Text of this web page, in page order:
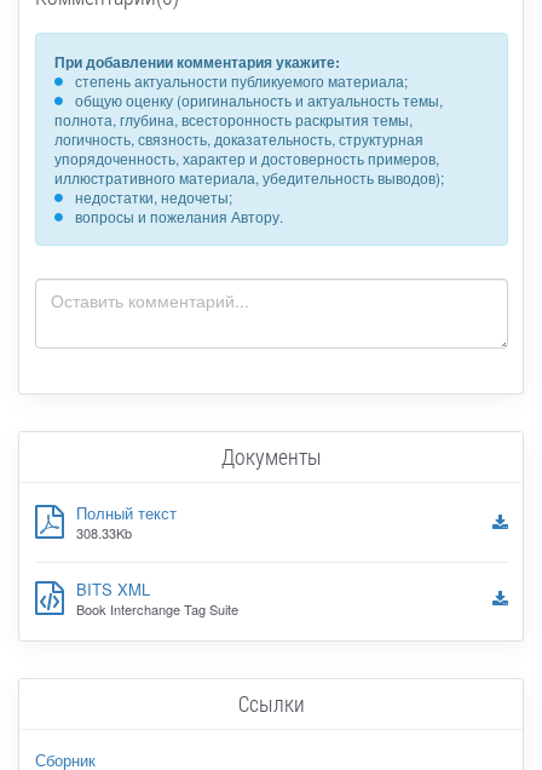
При добавлении комментария укажите:
степень актуальности публикуемого материала;
общую оценку (оригинальность и актуальность темы,
полнота, глубина, всесторонность раскрытия темы,
логичность, связность, доказательность, структурная
упорядоченность, характер и достоверность примеров,
иллюстративного материала, убедительность выводов);
недостатки, недочеты;
вопросы и пожелания Автору.
Документы
Полный текст
308.33Kb
BITS XML
Book Interchange Tag Suite
Ссылки
Сборник